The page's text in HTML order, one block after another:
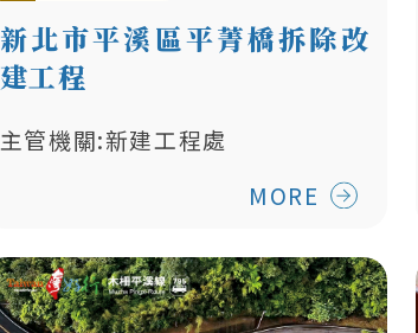
新北市平溪區平菁橋拆除改
建工程
主管機關:新建工程處
MORE